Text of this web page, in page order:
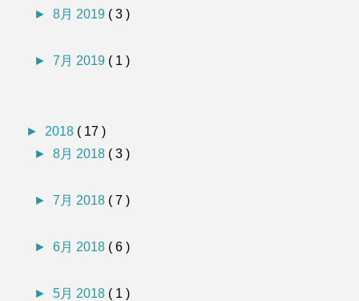
►8月 2019 ( 3 )
►7月 2019 ( 1 )
► 2018 ( 17 )
►8月 2018 ( 3 )
►7月 2018 ( 7 )
►6月 2018 ( 6 )
►5月 2018 ( 1 )